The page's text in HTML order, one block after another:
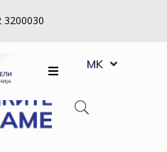
3200030
MK
SQ